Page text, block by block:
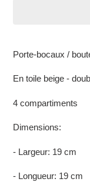
produit
Porte-bocaux /
En toile beige -
4 compartiments
Dimensions:
- Largeur: 19 cm
- Longueur: 19 cm